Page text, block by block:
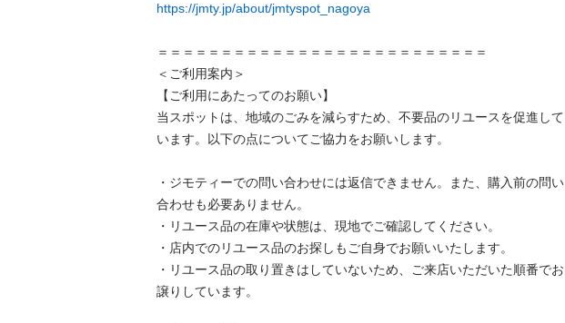
https://jmty.jp/about/jmtyspot_nagoya
＝＝＝＝＝＝＝＝＝＝＝＝＝＝＝＝＝＝＝＝＝＝＝＝＝＝
＜ご利用案内＞
【ご利用にあたってのお願い】
当スポットは、地域のごみを減らすため、不要品のリユースを促進して
います。以下の点についてご協力をお願いします。
・ジモティーでの問い合わせには返信できません。また、購入前の問い
合わせも必要ありません。
・リユース品の在庫や状態は、現地でご確認してください。
・店内でのリユース品のお探しもご自身でお願いいたします。
・リユース品の取り置きはしていないため、ご来店いただいた順番でお
譲りしています。